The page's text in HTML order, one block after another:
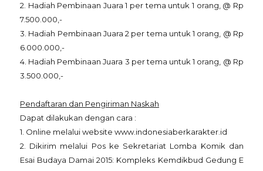
2. Hadiah Pembinaan Juara 1 per tema untuk 1 orang, @ Rp
7.500.000,-
3. Hadiah Pembinaan Juara 2 per tema untuk 1 orang, @ Rp
6.000.000,-
4. Hadiah Pembinaan Juara 3 per tema untuk 1 orang, @ Rp
3.500.000,-
Pendaftaran dan Pengiriman Naskah
Dapat dilakukan dengan cara :
1. Online melalui website www.indonesiaberkarakter.id
2. Dikirim melalui Pos ke Sekretariat Lomba Komik dan
Esai Budaya Damai 2015: Kompleks Kemdikbud Gedung E